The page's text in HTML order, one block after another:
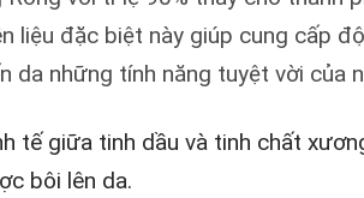
liệu đặc biệt này giúp cung cấp
những tính năng tuyệt vời của
tế giữa tinh dầu và tinh chất
bôi lên da.